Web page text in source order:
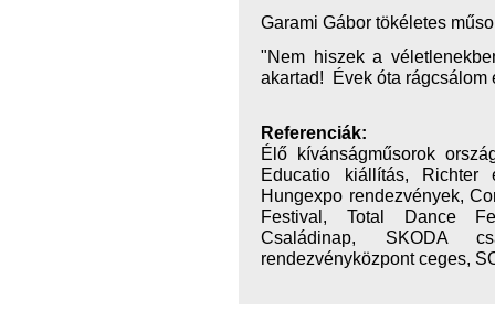
Garami Gábor tökéletes
"Nem hiszek a
akartad! Évek óta rágcsálom
Referenciák:
Élő kívánságműsorok
Educatio kiállítás, Richter
Hungexpo rendezvények,
Festival, Total Dance
Családinap, SKODA
rendezvényközpont ceges,